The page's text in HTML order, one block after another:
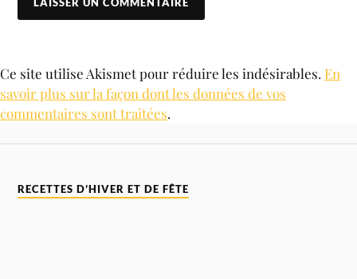
Ce site utilise Akismet pour réduire les indésirables. En
savoir plus sur la façon dont les données de vos
commentaires sont traitées.
RECETTES D’HIVER ET DE FÊTE